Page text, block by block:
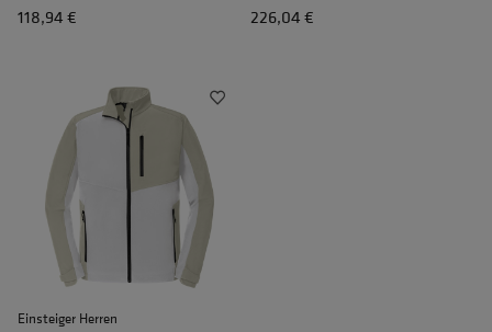
118,94 € 226,04 €
Einsteiger Herren